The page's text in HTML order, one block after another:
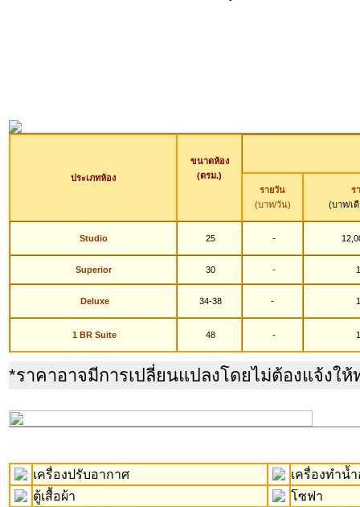
ประเภทห้อง
ขนาดห้อง
(ตรม.)
รายวัน
(บาท/วัน)
ร
(บาท/เ
Studio 25 -
Superior 30 -
Deluxe 34-38 -
1 BR Suite 48 -
*ราคาอาจมีการเปลี่ยนแปลงโดยไม่ต้องแจ้งให้
เครื่องปรับอากาศ
เครื่องทำน้
ตู้เสื้อผ้า
โซฟา